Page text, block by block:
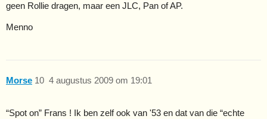
geen Rollie dragen, maar een JLC, Pan of AP.
Menno
Morse 4 augustus 2009 om 19:01
10
“Spot on” Frans ! Ik ben zelf ook van '53 en dat van die “echte